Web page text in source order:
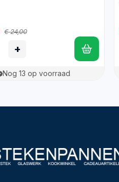
€ 24,00
+
Nog 13 op voorraad